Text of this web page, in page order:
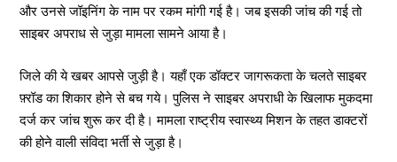
और उनसे जॉइनिंग के नाम पर रकम मांगी गई है। जब इसकी जांच की गई तो
साइबर अपराध से जुड़ा मामला सामने आया है।
जिले की ये खबर आपसे जुड़ी है। यहाँ एक डॉक्टर जागरूकता के चलते साइबर
फ़्रॉड का शिकार होने से बच गये। पुलिस ने साइबर अपराधी के खिलाफ मुकदमा
दर्ज कर जांच शुरू कर दी है। मामला राष्ट्रीय स्वास्थ्य मिशन के तहत डाक्टरों
की होने वाली संविदा भर्ती से जुड़ा है।